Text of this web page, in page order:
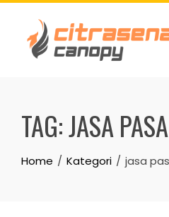
Skip
content
TAG:JASA
Home Kategori jasa